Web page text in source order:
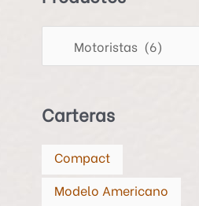
t
s
Carteras
Compact
Modelo Americano